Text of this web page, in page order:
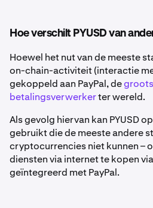
Hoe verschilt PYUSD van
Hoewel het nut van de meeste
on-chain-activiteit (interactie
gekoppeld aan PayPal, de
betalingsverwerkerter wereld.
Als gevolg hiervan kan PYUSD
gebruikt die de meeste andere
cryptocurrencies niet kunnen –
diensten via internet te kopen
geïntegreerd met PayPal.